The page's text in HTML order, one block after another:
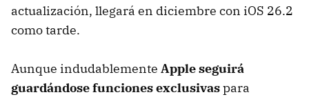
actualización, llegará en diciembre con iOS 26.2
como tarde.
Aunque indudablemente Apple seguirá
guardándose funciones exclusivaspara